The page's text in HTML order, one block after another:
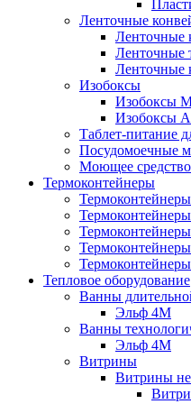
Ленточные
Ленточные
Ленточные
Ленточные
Изобоксы
Изобоксы
Изобоксы
Таблет-питание
Посудомоечные
Моющее
Термоконтейнеры
Тепловое оборудование
Ванны
Эльф 4М
Ванны
Эльф 4М
Витрины
Витрины